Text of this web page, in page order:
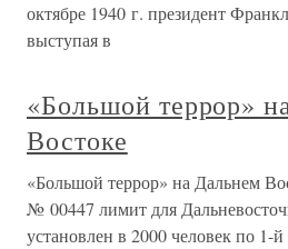
октябре 1940 г. президент
выступая в
«Большой террор»
Востоке
«Большой террор» на Дальнем
№ 00447 лимит для
установлен в 2000 человек по 1-